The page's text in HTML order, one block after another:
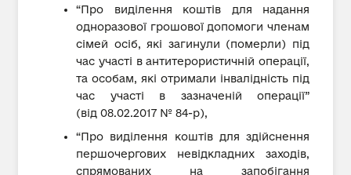
“Про виділення коштів для надання
одноразової грошової допомоги членам
сімей осіб, які загинули (померли) під
час участі в антитерористичній операції,
та особам, які отримали інвалідність під
час участі в зазначеній операції”
(від 08.02.2017 № 84-р),
“Про виділення коштів для здійснення
першочергових невідкладних заходів,
спрямованих на запобігання